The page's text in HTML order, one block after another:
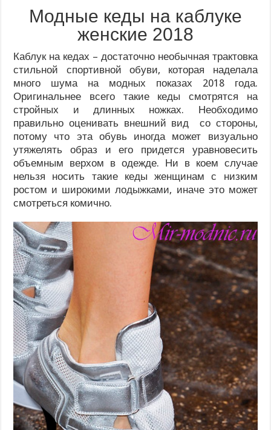
Модные кеды на каблуке
женские 2018
Каблук на кедах – достаточно необычная трактовка
стильной спортивной обуви, которая наделала
много шума на модных показах 2018 года.
Оригинальнее всего такие кеды смотрятся на
стройных и длинных ножках. Необходимо
правильно оценивать внешний вид со стороны,
потому что эта обувь иногда может визуально
утяжелять образ и его придется уравновесить
объемным верхом в одежде. Ни в коем случае
нельзя носить такие кеды женщинам с низким
ростом и широкими лодыжками, иначе это может
смотреться комично.